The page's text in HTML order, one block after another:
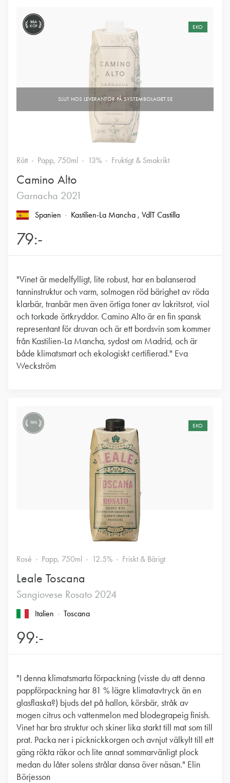
BRA
KÖP
EKO
Rött Papp, 750ml 13% Fruktigt & Smakrikt
Camino Alto
Garnacha 2021
Spanien Kastilien-La Mancha , VdlT Castilla
79:-
"Vinet är medelfylligt, lite robust, har en balanserad
tanninstruktur och varm, solmogen röd bärighet av röda
klarbär, tranbär men även örtiga toner av lakritsrot, viol
och torkade örtkryddor. Camino Alto är en fin spansk
representant för druvan och är ett bordsvin som kommer
från Kastilien-La Mancha, sydost om Madrid, och är
både klimatsmart och ekologiskt certifierad." Eva
Weckström
TIPS EKO
Rosé Papp, 750ml 12.5% Friskt & Bärigt
Leale Toscana
Sangiovese Rosato 2024
Italien Toscana
99:-
"I denna klimatsmarta förpackning (visste du att denna
pappförpackning har 81 % lägre klimatavtryck än en
glasflaska?) bjuds det på hallon, körsbär, stråk av
mogen citrus och vattenmelon med blodegrapeig finish.
Vinet har bra struktur och skiner lika starkt till mat som till
prat. Packa ner i picknickkorgen och avnjut välkylt till ett
gäng rökta räkor och lite annat sommarvänligt plock
medan du låter solens strålar dansa över näsan." Elin
Börjesson